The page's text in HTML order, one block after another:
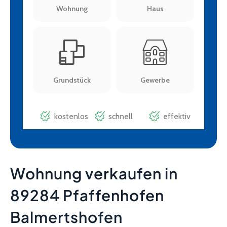
Wohnung verkaufen in
89284 Pfaffenhofen
Balmertshofen